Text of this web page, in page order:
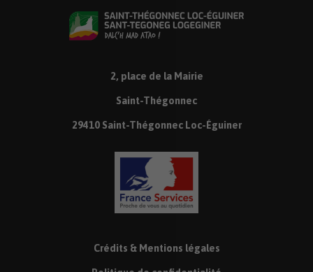
2, place de la Mairie
Saint-Thégonnec
29410 Saint-Thégonnec Loc-Éguiner
Crédits & Mentions légales